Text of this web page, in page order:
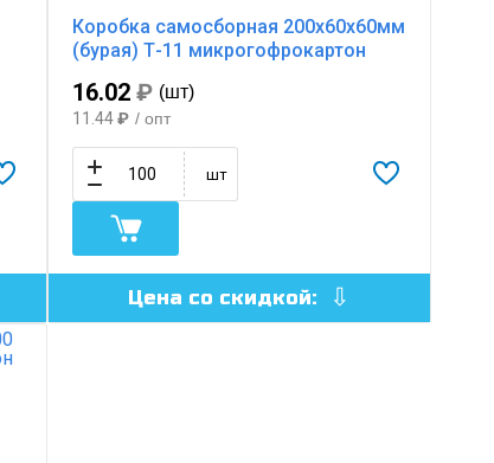
Коробка самосборная 200х60х60мм
(бурая) Т-11 микрогофрокартон
16.02 ₽ (шт)
11.44₽ / опт
шт
Цена со скидкой: